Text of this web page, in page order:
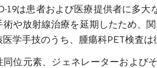
19は患者および医療提供者に多
術や放射線治療を延期したため、
医学手技のうち、腫瘍科PET検査
同位元素、ジェネレーターおよび